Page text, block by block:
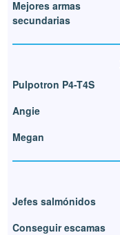
Mejores armas
secundarias
Pulpotron P4-T4S
Angie
Megan
Jefes salmónidos
Conseguir escamas